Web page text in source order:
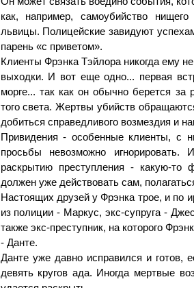
как, например, самоубийство
львицы. Полицейские завидуют
парень «с приветом».
Клиенты Фрэнка Тэйлора никогда ему
выходки. И вот еще одно... первая
морге... так как он обычно берется за
того света. Жертвы убийств
добиться справедливого возмездия и
Привидения - особенные клиенты, с
просьбы невозможно
раскрытию преступления - какую-
должен уже действовать сам,
Настоящих друзей у Фрэнка трое, и по
из полиции - Маркус, экс-супруга -
также экс-преступник, на которого
- Данте.
Данте уже давно исправился и готов,
девять кругов ада. Иногда мертвые